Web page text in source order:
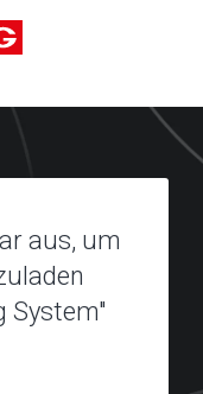
aus, um
System"